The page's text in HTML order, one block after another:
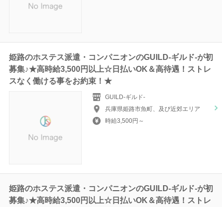
姫路のホステス派遣・コンパニオンのGUILD-ギルド‐が初
募集♪★高時給3,500円以上☆日払いOK＆高待遇！ストレ
スなく働ける事をお約束！★
GUILD-ギルド‐
兵庫県姫路市魚町、及び近郊エリア
時給3,500円～
姫路のホステス派遣・コンパニオンのGUILD-ギルド‐が初
募集♪★高時給3,500円以上☆日払いOK＆高待遇！ストレ